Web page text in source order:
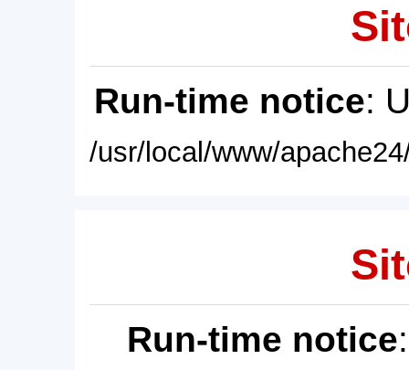
Run-time notice:
/usr/local/www/
Run-time notice